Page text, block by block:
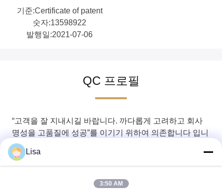
기준:Certificate of patent
숫자:13598922
발행일:2021-07-06
QC 프로필
“고객을 잘 지내시길 바랍니다. 까다롭게 고려하고 회사
명성을 고품질에 성공”를 이기기 위하여 의존합니다 입니
다 제조자의 관리 아이디어 대우하십시오. 그들은 근실하
게 모두와 발전하고 협력하는 것을 희망하고, 서로 장기와
안정되어 있는 가동 관계를 마지막으로 설치합니다. 근실
하게 오래되고 새로운 고객의 존재를 환영하십시오.
Lisa
3:50 AM